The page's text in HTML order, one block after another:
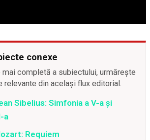
conexe
mai completă a subiectului, urmărește
relevante din același flux editorial.
Sibelius: Simfonia a V-a și
a
Requiem